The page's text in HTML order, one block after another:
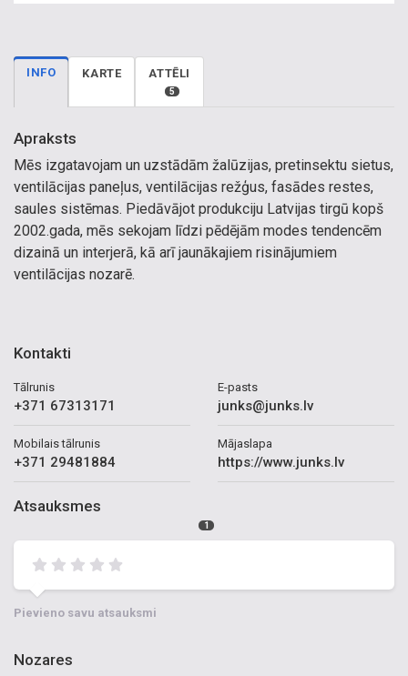
INFO KARTE ATTĒLI
5
Apraksts
Mēs izgatavojam un uzstādām žalūzijas, pretinsektu sietus,
ventilācijas paneļus, ventilācijas režģus, fasādes restes,
saules sistēmas. Piedāvājot produkciju Latvijas tirgū kopš
2002.gada, mēs sekojam līdzi pēdējām modes tendencēm
dizainā un interjerā, kā arī jaunākajiem risinājumiem
ventilācijas nozarē.
Kontakti
Tālrunis
+371 67313171
Mobilais tālrunis
+371 29481884
E-pasts
junks@junks.lv
Mājaslapa
https://www.junks.lv
Atsauksmes
1
Pievieno savu atsauksmi
Nozares